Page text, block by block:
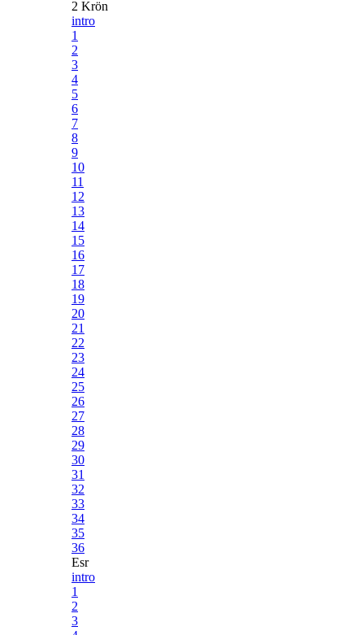
2 Krön
intro
1
2
3
4
5
6
7
8
9
10
11
12
13
14
15
16
17
18
19
20
21
22
23
24
25
26
27
28
29
30
31
32
33
34
35
36
Esr
intro
1
2
3